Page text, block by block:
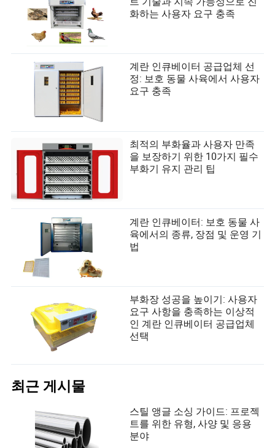
화하는 사용자 요구 충족
계란 인큐베이터 공급업체 선
정: 보호 동물 사육에서 사용자
요구 충족
최적의 부화율과 사용자 만족
을 보장하기 위한 10가지 필수
부화기 유지 관리 팁
계란 인큐베이터: 보호 동물 사
육에서의 종류, 장점 및 운영 기
법
부화장 성공을 높이기: 사용자
요구 사항을 충족하는 이상적
인 계란 인큐베이터 공급업체
선택
최근 게시물
스틸 앵글 소싱 가이드: 프로젝
트를 위한 유형, 사양 및 응용
분야